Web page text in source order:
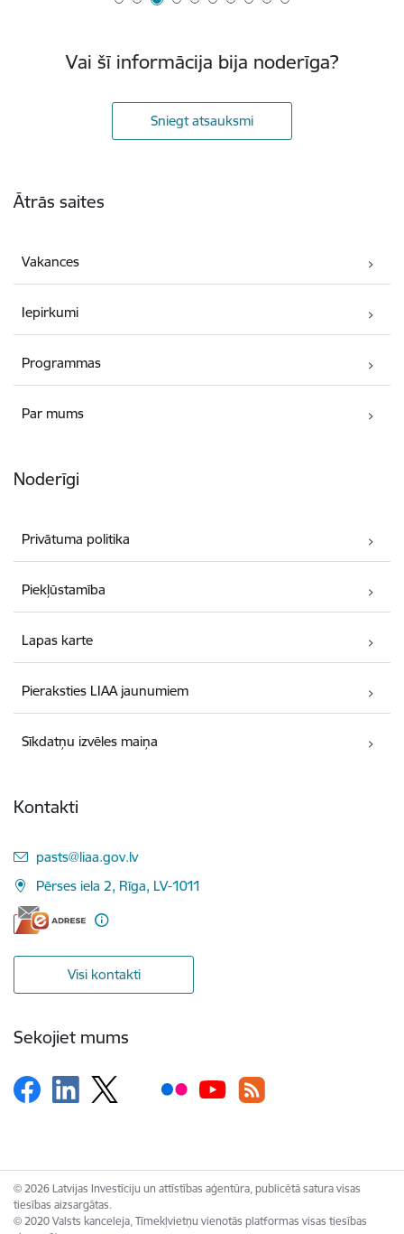
Vai šī informācija bija noderīga?
Sniegt atsauksmi
Ātrās saites
Vakances
Iepirkumi
Programmas
Par mums
Noderīgi
Privātuma politika
Piekļūstamība
Lapas karte
Pieraksties LIAA jaunumiem
Sīkdatņu izvēles maiņa
Kontakti
E-pasts:
pasts@liaa.gov.lv
Pērses iela 2, Rīga, LV-1011
Visi kontakti
Sekojiet mums
© 2026 Latvijas Investīciju un attīstības aģentūra, publicētā satura visas
tiesības aizsargātas.
© 2020 Valsts kanceleja, Tīmekļvietņu vienotās platformas visas tiesības